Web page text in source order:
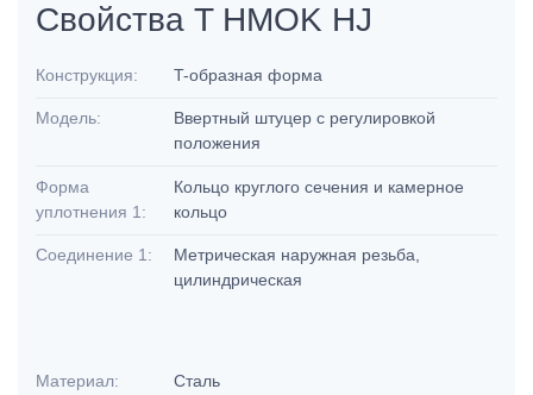
Свойства T HMOK HJ
Конструкция: T-образная форма
Модель:
Ввертный штуцер с регулировкой
положения
Форма
уплотнения 1:
Кольцо круглого сечения и камерное
кольцо
Соединение 1:
Метрическая наружная резьба,
цилиндрическая
Материал: Сталь